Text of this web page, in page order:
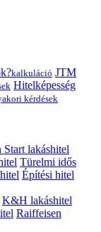
kalkuláció JTM
Hitelképesség
kérdések
Start lakáshitel
Türelmi idős
Építési hitel
K&H lakáshitel
Raiffeisen